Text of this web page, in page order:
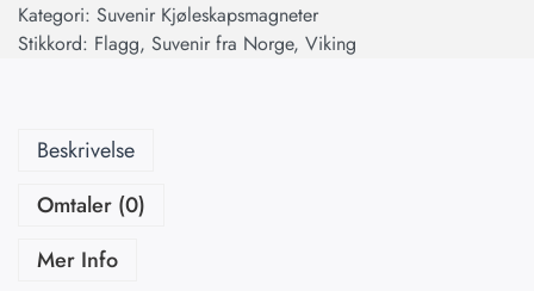
Kategori: Suvenir Kjøleskapsmagneter
Stikkord: Flagg, Suvenir fra Norge, Viking
Beskrivelse
Omtaler (0)
Mer Info